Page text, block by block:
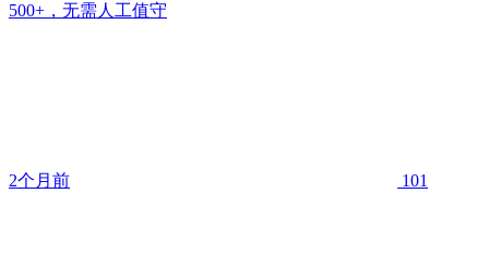
500+，无需人工值守
2个月前 101